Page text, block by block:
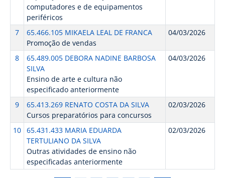
computadores e de equipamentos
periféricos
7
65.466.105 MIKAELA LEAL DE FRANCA
Promoção de vendas
04/03/2026
8
65.489.005 DEBORA NADINE BARBOSA
SILVA
Ensino de arte e cultura não
especificado anteriormente
04/03/2026
9
65.413.269 RENATO COSTA DA SILVA
Cursos preparatórios para concursos
02/03/2026
10 65.431.433 MARIA EDUARDA
TERTULIANO DA SILVA
Outras atividades de ensino não
especificadas anteriormente
02/03/2026